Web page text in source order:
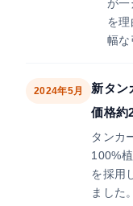
が一
を
幅な
2024年5月
新タン
価格約
タンカ
100%
を採用
ました